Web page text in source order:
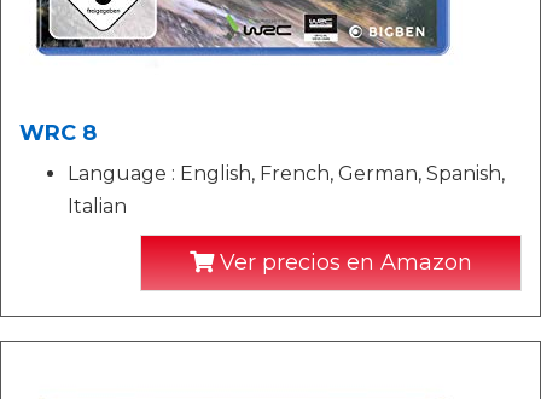
WRC 8
Language : English, French, German, Spanish,
Italian
Ver precios en Amazon